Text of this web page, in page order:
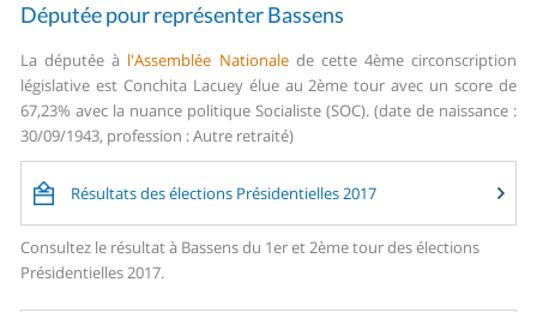
Députée pour représenter Bassens
La députée à l'Assemblée Nationalede cette 4ème circonscription
législative est Conchita Lacuey élue au 2ème tour avec un score de
67,23% avec la nuance politique Socialiste (SOC). (date de naissance :
30/09/1943, profession : Autre retraité)
Résultats des élections Présidentielles 2017
Consultez le résultat à Bassens du 1er et 2ème tour des élections
Présidentielles 2017.